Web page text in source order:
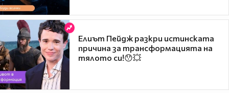
Елиът Пейдж разкри истинската
причина за трансформацията на
тялото си!😯💥